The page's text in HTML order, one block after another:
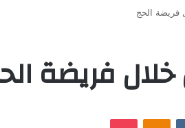
فريضة الحج
فريضة